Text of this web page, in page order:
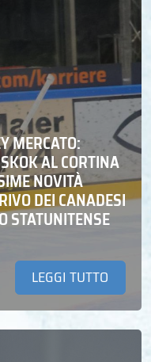
MERCATO:
AL CORTINA
NOVITÀ
DEI CANADESI
STATUNITENSE
LEGGI TUTTO